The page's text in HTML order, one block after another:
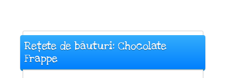
Rețete de băuturi: Chocolate
Frappe